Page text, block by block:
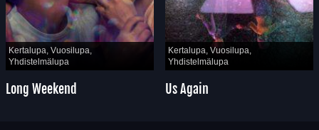
Kertalupa, Vuosilupa,
Yhdistelmälupa
Long Weekend
Kertalupa, Vuosilupa,
Yhdistelmälupa
Us Again